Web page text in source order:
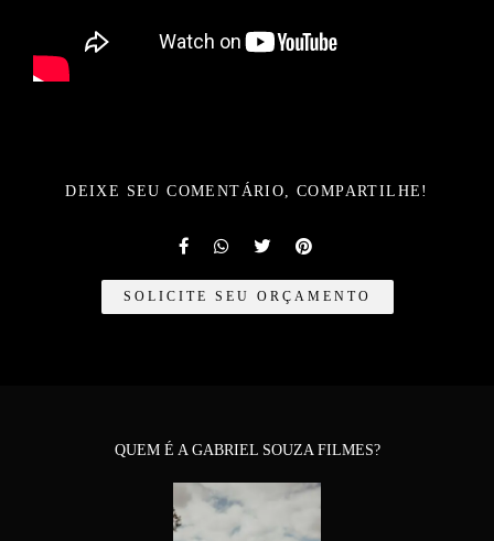
DEIXE SEU COMENTÁRIO, COMPARTILHE!
SOLICITE SEU ORÇAMENTO
QUEM É A GABRIEL SOUZA FILMES?